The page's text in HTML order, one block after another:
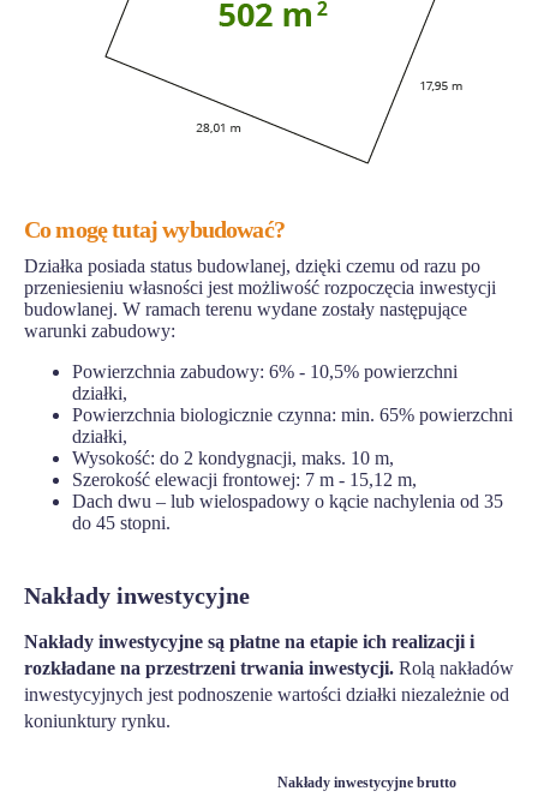
Co mogę tutaj wybudować?
Działka posiada status budowlanej, dzięki czemu od razu po
przeniesieniu własności jest możliwość rozpoczęcia inwestycji
budowlanej. W ramach terenu wydane zostały następujące
warunki zabudowy:
Powierzchnia zabudowy: 6% - 10,5% powierzchni
działki,
Powierzchnia biologicznie czynna: min. 65% powierzchni
działki,
Wysokość: do 2 kondygnacji, maks. 10 m,
Szerokość elewacji frontowej: 7 m - 15,12 m,
Dach dwu – lub wielospadowy o kącie nachylenia od 35
do 45 stopni.
Nakłady inwestycyjne
Nakłady inwestycyjne są płatne na etapie ich realizacji i
rozkładane na przestrzeni trwania inwestycji. Rolą nakładów
inwestycyjnych jest podnoszenie wartości działki niezależnie od
koniunktury rynku.
Nakłady inwestycyjne brutto